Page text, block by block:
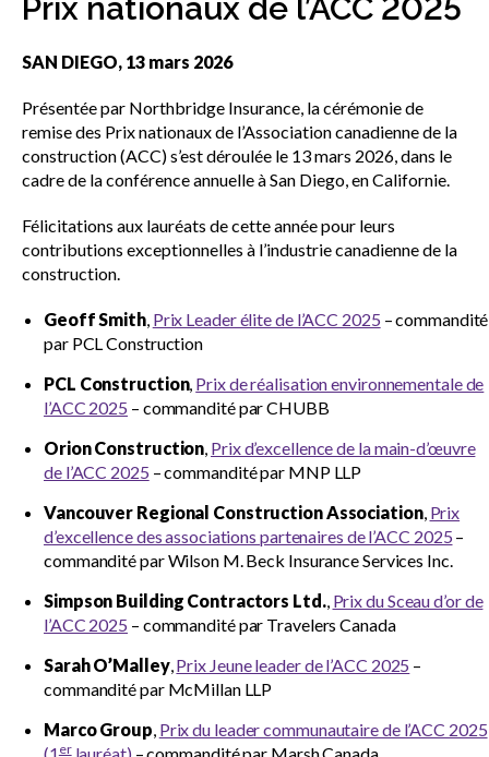
menu
Documents du CCDC
SignaSur
Webinaires sur les documents du
CCDC
Documents normalisés de l’ACC
Publications générales de l’ACC
Prix nationaux de l’ACC
sub
menu
Rencontrez les lauréats de 2025-26
Prix de réalisation environnementale de
l’ACC
Prix du Sceau d’or de l’ACC
Prix nationaux de l’ACC 2025
SAN DIEGO, 13 mars 2026
Présentée par Northbridge Insurance, la cérémonie de
remise des Prix nationaux de l’Association canadienne de la
construction (ACC) s’est déroulée le 13 mars 2026, dans le
cadre de la conférence annuelle à San Diego, en Californie.
Félicitations aux lauréats de cette année pour leurs
contributions exceptionnelles à l’industrie canadienne de la
construction.
Geoff Smith, Prix Leader élite de l’ACC 2025 – commandité
par PCL Construction
PCL Construction, Prix de réalisation environnementale de
l’ACC 2025 – commandité par CHUBB
Orion Construction Prix d’excellence de la main-d’œuvre
de l’ACC 2025 – commandité par MNP LLP
Vancouver Regional Construction Association, Prix
d’excellence des associations partenaires de l’ACC 2025 –
commandité par Wilson M. Beck Insurance Services Inc.
Simpson Building Contractors Ltd., Prix du Sceau d’or de
l’ACC 2025 – commandité par Travelers Canada
Sarah O’Malley, Prix Jeune leader de l’ACC 2025 –
commandité par McMillan LLP
Marco Group Prix du leader communautaire de l’ACC 2025
(1erlauréat) – commandité par Marsh Canada